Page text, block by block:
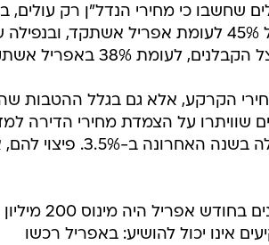
שחשבו כי מחירי הנדל"ן רק עולים,
לידי ביטוי גם בנפילות במכירות במרכז הארץ בשיעור של 45% לעומת אפריל אשתקד,
הקרקע, אלא גם בגלל ההטבות
שוויתרו על הצמדת מחירי הדירה
מחירי התשומה לבנייה כואבים את העובדה שמדד זה עלה בשנה
עפ"י הכלכלן הראשי באוצר, תזרים המזומנים של הקבלנים בחודש אפריל היה מינוס 200 מיליון
אינו יכול להושיע: באפריל רכשו